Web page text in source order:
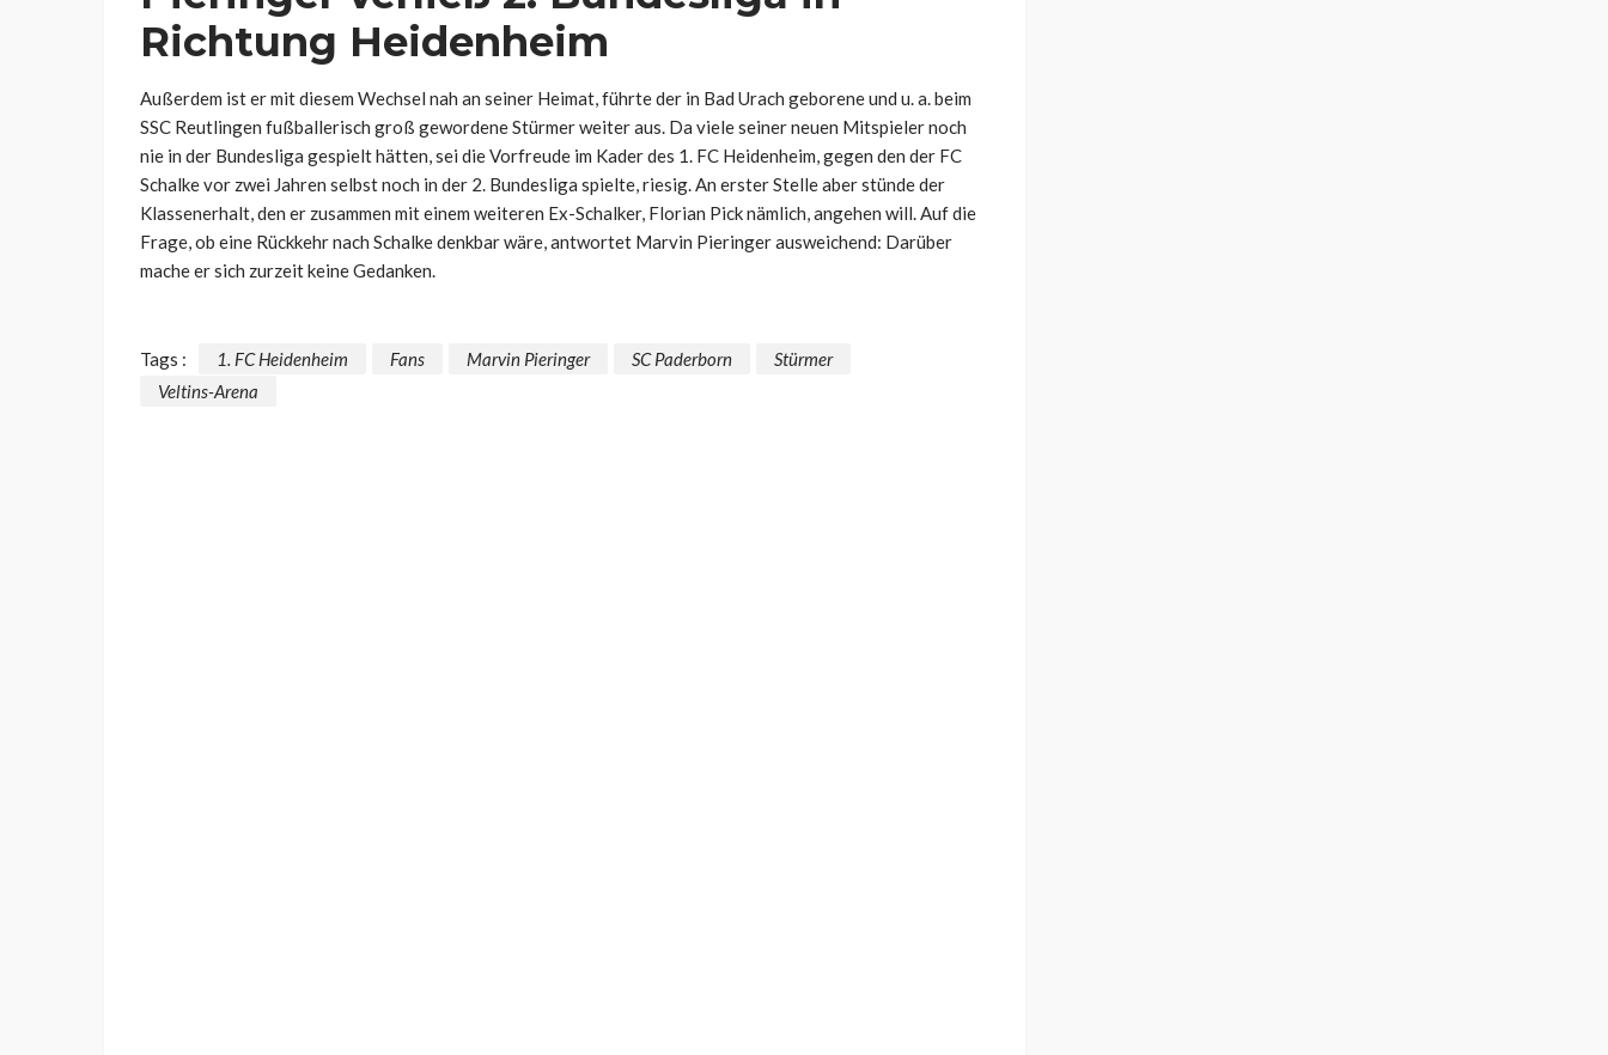
Richtung Heidenheim
Außerdem ist er mit diesem Wechsel nah an seiner Heimat, führte der in Bad Urach geborene und u. a. beim
SSC Reutlingen fußballerisch groß gewordene Stürmer weiter aus. Da viele seiner neuen Mitspieler noch
nie in der Bundesliga gespielt hätten, sei die Vorfreude im Kader des 1. FC Heidenheim, gegen den der FC
Schalke vor zwei Jahren selbst noch in der 2. Bundesliga spielte, riesig. An erster Stelle aber stünde der
Klassenerhalt, den er zusammen mit einem weiteren Ex-Schalker, Florian Pick nämlich, angehen will. Auf die
Frage, ob eine Rückkehr nach Schalke denkbar wäre, antwortet Marvin Pieringer ausweichend: Darüber
mache er sich zurzeit keine Gedanken.
Tags : 1. FC Heidenheim Fans Marvin Pieringer SC Paderborn
Stürmer
Veltins-Arena